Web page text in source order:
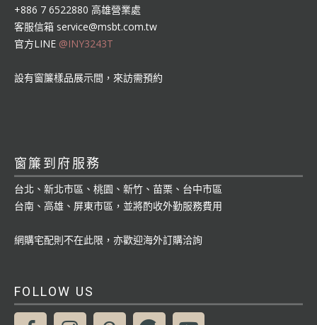
+886 7 6522880 高雄營業處
客服信箱 service@msbt.com.tw
官方LINE @INY3243T
設有窗簾樣品展示間，來訪需預約
窗簾到府服務
台北、新北市區、桃園、新竹、苗栗、台中市區
台南、高雄、屏東市區，並將酌收外勤服務費用
網購宅配則不在此限，亦歡迎海外訂購洽詢
FOLLOW US